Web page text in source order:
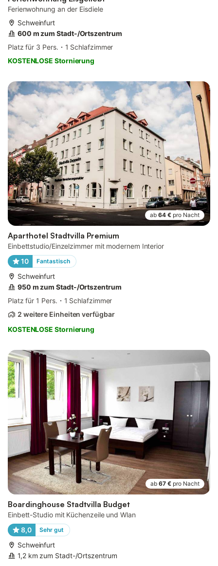
Ferienwohnung an der Eisdiele
Schweinfurt
600 m zum Stadt-/Ortszentrum
Platz für 3 Pers.
1 Schlafzimmer
KOSTENLOSE Stornierung
ab 64 € pro Nacht
Aparthotel Stadtvilla Premium
Einbettstudio/Einzelzimmer mit modernem Interior
10
Fantastisch
Schweinfurt
950 m zum Stadt-/Ortszentrum
Platz für 1 Pers.
1 Schlafzimmer
2 weitere Einheiten verfügbar
KOSTENLOSE Stornierung
ab 67 € pro Nacht
Boardinghouse Stadtvilla Budget
Einbett-Studio mit Küchenzeile und Wlan
8,0
Sehr gut
Schweinfurt
1,2 km zum Stadt-/Ortszentrum